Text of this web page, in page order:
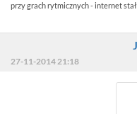
przy grach rytmicznych - internet
27-11-2014 21:18